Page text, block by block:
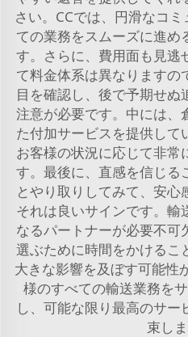
さい。CCでは、円滑なコ
ての業務をスムーズに進め
す。さらに、費用面も見逃
て料金体系は異なります
目を確認し、後で予期せぬ
注意が必要です。中には、
た付加サービスを提供して
お客様の状況に応じて非常
す。最後に、直感を信じる
とやり取りしてみて、安心
それは良いサインです。輸
なるパートナーが必要不可
選ぶために時間をかけるこ
大きな影響を及ぼす可能性
様のすべての輸送業務を
し、可能な限り最高のサ
束しま